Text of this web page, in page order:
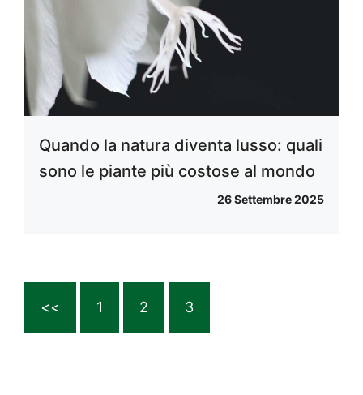
Quando la natura diventa lusso: quali
sono le piante più costose al mondo
26 Settembre 2025
<< 1 2 3